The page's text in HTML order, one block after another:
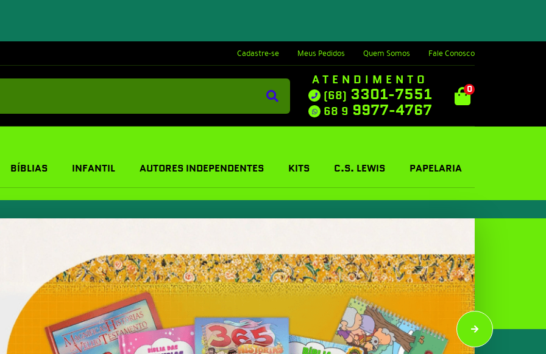
Cadastre-se Meus Pedidos Quem Somos Fale Conosco
ATENDIMENTO
(68) 3301-7551
68 9 9977-4767
0
BÍBLIAS INFANTIL AUTORES INDEPENDENTES KITS C.S. LEWIS PAPELARIA